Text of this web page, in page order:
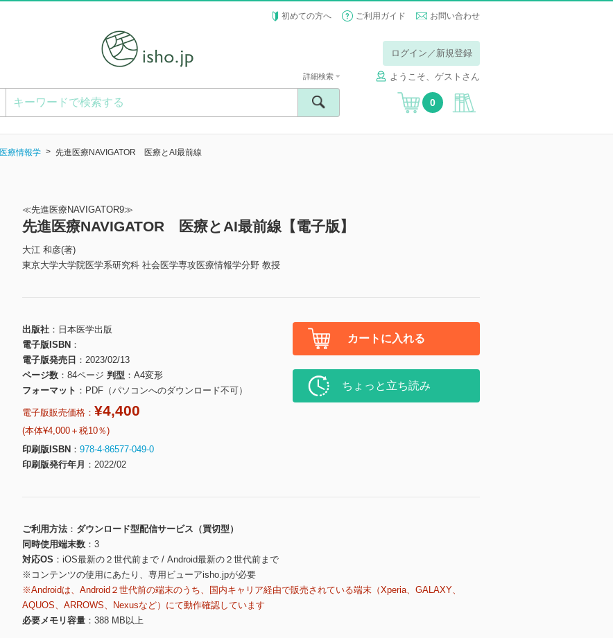
初めての方へ ご利用ガイド お問い合わせ
ログイン／新規登録
ようこそ、ゲストさん
詳細検索
0
医療情報学 先進医療NAVIGATOR 医療とAI最前線
≪先進医療NAVIGATOR9≫
先進医療NAVIGATOR 医療とAI最前線【電子版】
大江 和彦(著)
東京大学大学院医学系研究科 社会医学専攻医療情報学分野 教授
出版社
日本医学出版
電子版ISBN
電子版発売日
2023/02/13
ページ数
84ページ 判型
A4変形
フォーマット
PDF（パソコンへのダウンロード不可）
電子版販売価格： ¥4,400
(本体¥4,000＋税10％)
印刷版ISBN
978-4-86577-049-0
印刷版発行年月
2022/02
カートに入れる
ちょっと立ち読み
ご利用方法
ダウンロード型配信サービス（買切型）
同時使用端末数
3
対応OS
iOS最新の２世代前まで / Android最新の２世代前まで
※コンテンツの使用にあたり、専用ビューアisho.jpが必要
※Androidは、Android２世代前の端末のうち、国内キャリア経由で販売されている端末（Xperia、GALAXY、
AQUOS、ARROWS、Nexusなど）にて動作確認しています
必要メモリ容量
388 MB以上